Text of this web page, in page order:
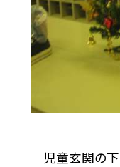
児童玄関の下